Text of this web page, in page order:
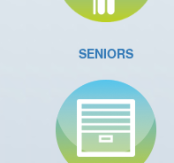
SENIORS